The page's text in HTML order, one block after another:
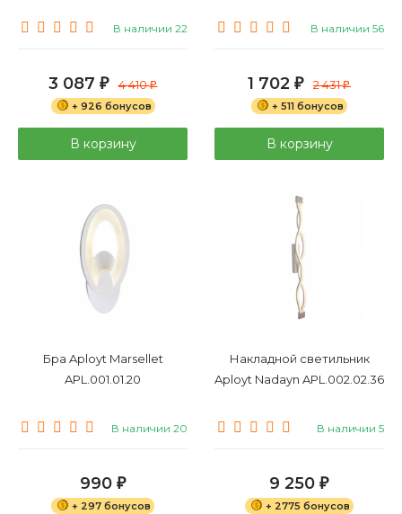
В наличии 22
3 087 ₽ 4 410₽
+ 926 бонусов
В корзину
В наличии 56
1 702 ₽ 2 431₽
+ 511 бонусов
В корзину
Бра Aployt Marsellet
APL.001.01.20
В наличии 20
990 ₽
+ 297 бонусов
Накладной светильник
Aployt Nadayn APL.002.02.36
В наличии 5
9 250 ₽
+ 2775 бонусов